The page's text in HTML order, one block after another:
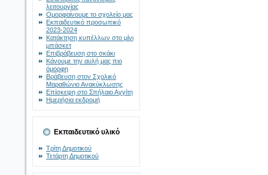
λειτουργίας
Ομορφαίνουμε το σχολείο μας
Εκπαιδευτικό προσωπικό
2023-2024
Κατάκτηση κυπέλλων στο μίνι
μπάσκετ
Επιβράβευση στο σκάκι
Κάνουμε την αυλή μας πιο
όμορφη
Βράβευση στον Σχολικό
Μαραθώνιο Ανακύκλωσης
Επίσκεψη στο Σπήλαιο Αγγίτη
Ημερήσια εκδρομή
Εκπαιδευτικό υλικό
Τρίτη Δημοτικού
Τετάρτη Δημοτικού